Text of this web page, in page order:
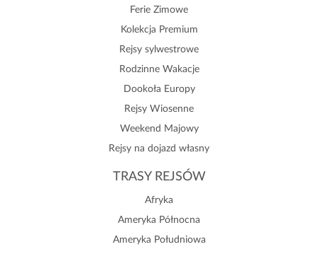
Ferie Zimowe
Kolekcja Premium
Rejsy sylwestrowe
Rodzinne Wakacje
Dookoła Europy
Rejsy Wiosenne
Weekend Majowy
Rejsy na dojazd własny
TRASY REJSÓW
Afryka
Ameryka Północna
Ameryka Południowa